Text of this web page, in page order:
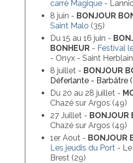
SAISONS PASSÉES
CONTACT
carré Magique -
8 juin - BONJOUR
Saint Malo (35)
Du 15 au 16 juin -
BONHEUR - Festival
- Onyx - Saint
8 juillet - BONJOUR
Déferlante - Barbâtre
Du 20 au 28 juillet -
Chazé sur Argos (49)
27 Juillet - BONJOUR
Chazé sur Argos (49)
1er Aout - BONJOUR
Les jeudis du Port -
Brest (29)